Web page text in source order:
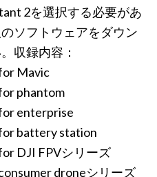
2を選択する必要があ
ソフトウェアをダウン
収録内容：
Mavic
phantom
enterprise
battery station
DJI FPVシリーズ
droneシリーズ